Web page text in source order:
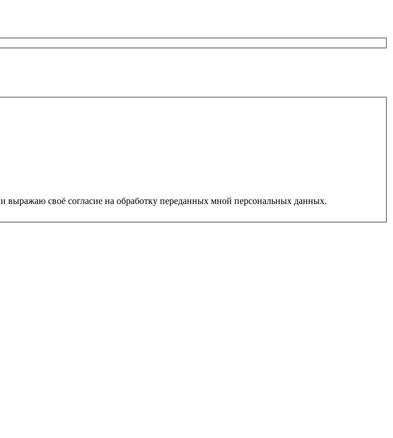
и выражаю своё согласие на обработку переданных мной персональных данных.